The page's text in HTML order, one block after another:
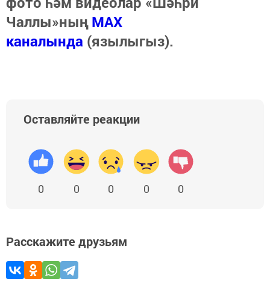
Чаллы»ныңMAX
каналында (язылыгыз).
Оставляйте реакции
0 0 0 0 0
Расскажите друзьям